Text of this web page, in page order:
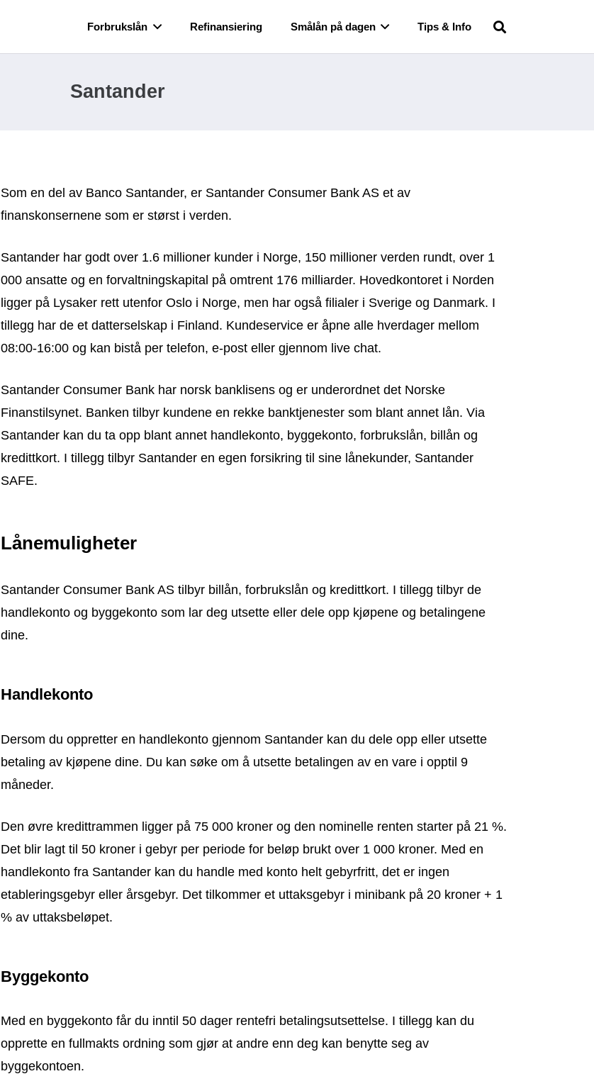
Forbrukslån Refinansiering Smålån på dagen Tips & Info
Santander
Som en del av Banco Santander, er Santander Consumer Bank AS et av
finanskonsernene som er størst i verden.
Santander har godt over 1.6 millioner kunder i Norge, 150 millioner verden rundt, over 1
000 ansatte og en forvaltningskapital på omtrent 176 milliarder. Hovedkontoret i Norden
ligger på Lysaker rett utenfor Oslo i Norge, men har også filialer i Sverige og Danmark. I
tillegg har de et datterselskap i Finland. Kundeservice er åpne alle hverdager mellom
08:00-16:00 og kan bistå per telefon, e-post eller gjennom live chat.
Santander Consumer Bank har norsk banklisens og er underordnet det Norske
Finanstilsynet. Banken tilbyr kundene en rekke banktjenester som blant annet lån. Via
Santander kan du ta opp blant annet handlekonto, byggekonto, forbrukslån, billån og
kredittkort. I tillegg tilbyr Santander en egen forsikring til sine lånekunder, Santander
SAFE.
Lånemuligheter
Santander Consumer Bank AS tilbyr billån, forbrukslån og kredittkort. I tillegg tilbyr de
handlekonto og byggekonto som lar deg utsette eller dele opp kjøpene og betalingene
dine.
Handlekonto
Dersom du oppretter en handlekonto gjennom Santander kan du dele opp eller utsette
betaling av kjøpene dine. Du kan søke om å utsette betalingen av en vare i opptil 9
måneder.
Den øvre kredittrammen ligger på 75 000 kroner og den nominelle renten starter på 21 %.
Det blir lagt til 50 kroner i gebyr per periode for beløp brukt over 1 000 kroner. Med en
handlekonto fra Santander kan du handle med konto helt gebyrfritt, det er ingen
etableringsgebyr eller årsgebyr. Det tilkommer et uttaksgebyr i minibank på 20 kroner + 1
% av uttaksbeløpet.
Byggekonto
Med en byggekonto får du inntil 50 dager rentefri betalingsutsettelse. I tillegg kan du
opprette en fullmakts ordning som gjør at andre enn deg kan benytte seg av
byggekontoen.